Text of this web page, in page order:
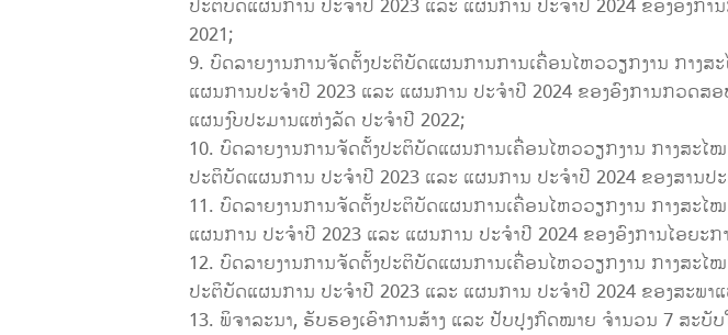
ປະຕິບັດແຜນການ ປະຈຳປີ 2023 ແລະ ແຜນການ ປະຈຳປີ 2024 ຂອງອົງ
2021;
ບົດລາຍງານການຈັດຕັ້ງປະຕິບັດແຜນການການເຄື່ອນໄຫວວຽກງານ ກາງ
ແຜນການປະຈໍາປີ 2023 ແລະ ແຜນການ ປະຈໍາປີ 2024 ຂອງອົງການກວ
ແຜນງົບປະມານແຫ່ງລັດ ປະຈຳປີ 2022;
ບົດລາຍງານການຈັດຕັ້ງປະຕິບັດແຜນການເຄື່ອນໄຫວວຽກງານ ກາງສະໄ
ປະຕິບັດແຜນການ ປະຈໍາປີ 2023 ແລະ ແຜນການ ປະຈຳປີ 2024 ຂອງສານປ
ບົດລາຍງານການຈັດຕັ້ງປະຕິບັດແຜນການເຄື່ອນໄຫວວຽກງານ ກາງສະໄ
ແຜນການ ປະຈຳປີ 2023 ແລະ ແຜນການ ປະຈຳປີ 2024 ຂອງອົງການໄອຍະ
ບົດລາຍງານການຈັດຕັ້ງປະຕິບັດແຜນການເຄື່ອນໄຫວວຽກງານ ກາງສະໄ
ປະຕິບັດແຜນການ ປະຈຳປີ 2023 ແລະ ແຜນການ ປະຈຳປີ 2024 ຂອງສະພາ
ພິຈາລະນາ, ຮັບຮອງເອົາການສ້າງ ແລະ ປັບປຸງກົດໝາຍ ຈຳນວນ 7 ສ